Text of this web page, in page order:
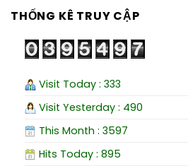
THỐNG KÊ TRUY CẬP
Visit Today : 333
Visit Yesterday : 490
This Month : 3597
Hits Today : 895